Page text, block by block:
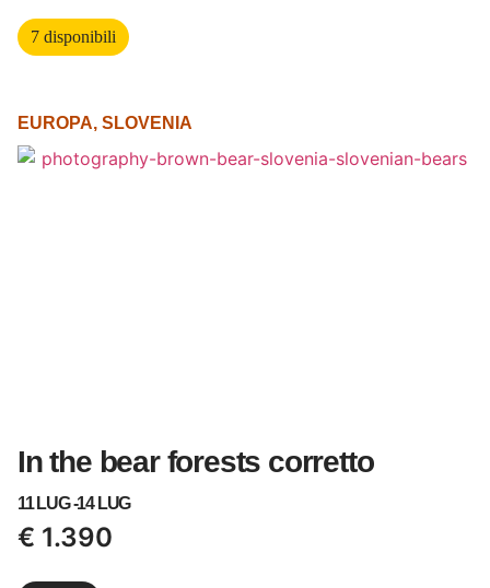
7 disponibili
EUROPA, SLOVENIA
In the bear forests corretto
11 LUG -14 LUG
€ 1.390